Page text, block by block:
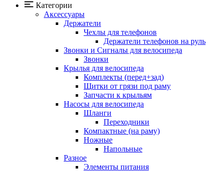
Категории
Аксессуары
Держатели
Чехлы для телефонов
Держатели телефонов на руль
Звонки и Сигналы для велосипеда
Звонки
Крылья для велосипеда
Комплекты (перед+зад)
Щитки от грязи под раму
Запчасти к крыльям
Насосы для велосипеда
Шланги
Переходники
Компактные (на раму)
Ножные
Напольные
Разное
Элементы питания